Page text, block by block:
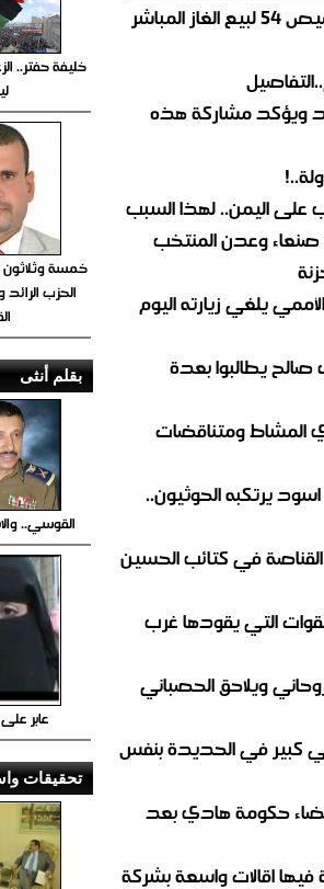
عاجل..الشركة اليمنية للغاز تعلن عن تخصيص 54 لبيع الغاز المباشر
ويؤكد مشاركة هذه
على اليمن.. لهذا السبب
صنعاء وعدن المنتخب
يلغي زيارته اليوم
يطالبوا بعدة
المشاط ومتناقضات
يرتكبه الحوثيون..
في كتائب الحسين
التي يقودها غرب
ويلاحق الحصباني
كبير في الحديدة بنفس
حكومة هادي بعد
اقالات واسعة بشركة
خليفة حفتر..
خمسة
الحزب الرائد
بقلم أنثى
القوسي..
عابر
تحقيقات